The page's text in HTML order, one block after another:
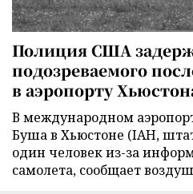
Полиция США
подозреваемого
в аэропорту
В международном
Буша в Хьюстоне (IAH,
один человек из-за
самолета, сообщает